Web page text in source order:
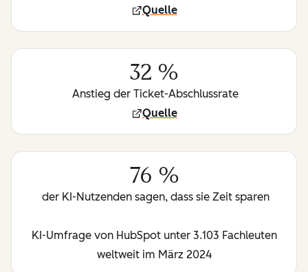
Quelle
32 %
Anstieg der Ticket-Abschlussrate
Quelle
76 %
der KI-Nutzenden sagen, dass sie Zeit sparen
KI-Umfrage von HubSpot unter 3.103 Fachleuten
weltweit im März 2024